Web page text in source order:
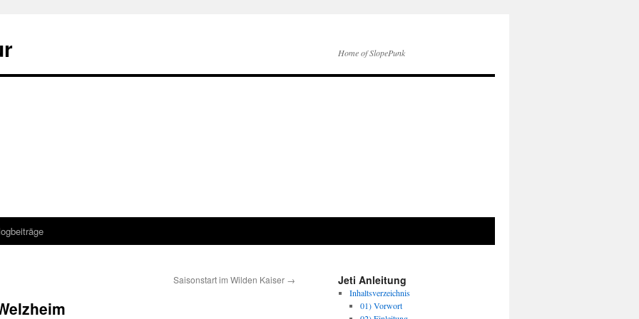
Home of SlopePunk
Saisonstart im Wilden Kaiser → Jeti Anleitung
Inhaltsverzeichnis
01) Vorwort